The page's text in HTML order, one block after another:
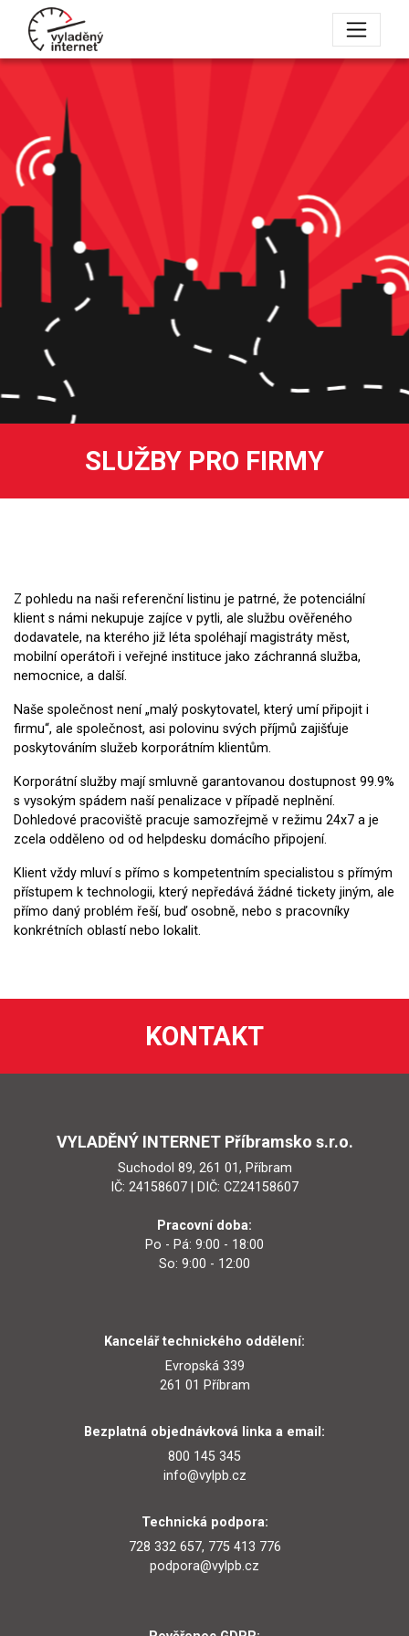
SLUŽBY PRO FIRMY
Z pohledu na naši referenční listinu je patrné, že potenciální
klient s námi nekupuje zajíce v pytli, ale službu ověřeného
dodavatele, na kterého již léta spoléhají magistráty měst,
mobilní operátoři i veřejné instituce jako záchranná služba,
nemocnice, a další.
Naše společnost není „malý poskytovatel, který umí připojit i
firmu“, ale společnost, asi polovinu svých příjmů zajišťuje
poskytováním služeb korporátním klientům.
Korporátní služby mají smluvně garantovanou dostupnost 99.9%
s vysokým spádem naší penalizace v případě neplnění.
Dohledové pracoviště pracuje samozřejmě v režimu 24x7 a je
zcela odděleno od od helpdesku domácího připojení.
Klient vždy mluví s přímo s kompetentním specialistou s přímým
přístupem k technologii, který nepředává žádné tickety jiným, ale
přímo daný problém řeší, buď osobně, nebo s pracovníky
konkrétních oblastí nebo lokalit.
KONTAKT
VYLADĚNÝ INTERNET Příbramsko s.r.o.
Suchodol 89, 261 01, Příbram
IČ: 24158607 | DIČ: CZ24158607
Pracovní doba:
Po - Pá: 9:00 - 18:00
So: 9:00 - 12:00
Kancelář technického oddělení:
Evropská 339
261 01 Příbram
Bezplatná objednávková linka a email:
800 145 345
info@vylpb.cz
Technická podpora:
728 332 657, 775 413 776
podpora@vylpb.cz